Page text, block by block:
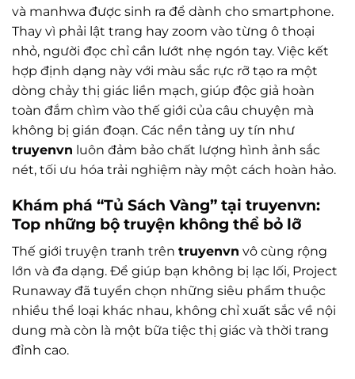
và manhwa được sinh ra để dành cho smartphone.
Thay vì phải lật trang hay zoom vào từng ô thoại
nhỏ, người đọc chỉ cần lướt nhẹ ngón tay. Việc kết
hợp định dạng này với màu sắc rực rỡ tạo ra một
dòng chảy thị giác liền mạch, giúp độc giả hoàn
toàn đắm chìm vào thế giới của câu chuyện mà
không bị gián đoạn. Các nền tảng uy tín như
truyenvn luôn đảm bảo chất lượng hình ảnh sắc
nét, tối ưu hóa trải nghiệm này một cách hoàn hảo.
Khám phá “Tủ Sách Vàng” tại truyenvn:
Top những bộ truyện không thể bỏ lỡ
Thế giới truyện tranh trên truyenvn vô cùng rộng
lớn và đa dạng. Để giúp bạn không bị lạc lối, Project
Runaway đã tuyển chọn những siêu phẩm thuộc
nhiều thể loại khác nhau, không chỉ xuất sắc về nội
dung mà còn là một bữa tiệc thị giác và thời trang
đỉnh cao.